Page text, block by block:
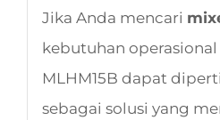
Jika Anda mencari
kebutuhan operasional
MLHM15B dapat
sebagai solusi yang